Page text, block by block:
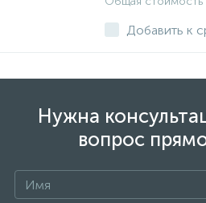
Добавить к
Нужна
вопрос